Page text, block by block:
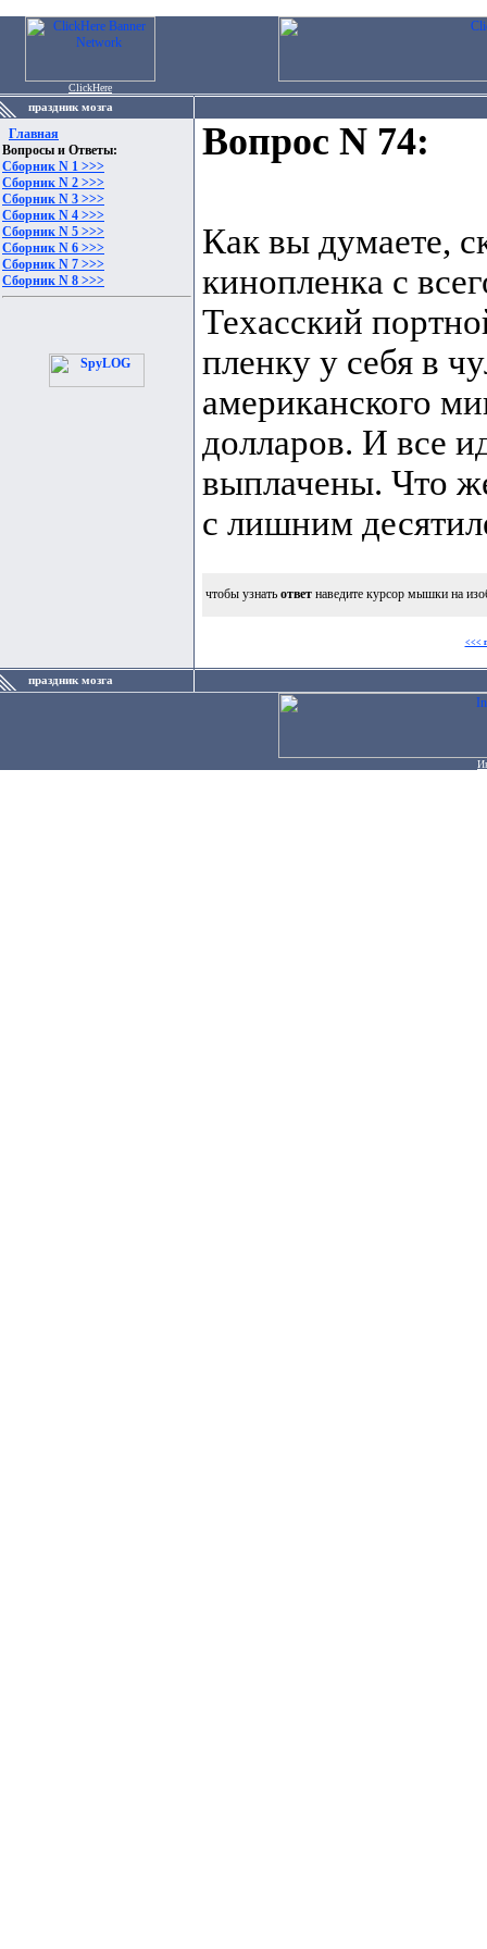
ClickHere
праздник мозга
Главная
Вопросы и Ответы:
Сборник N 1 >>>
Сборник N 2 >>>
Сборник N 3 >>>
Сборник N 4 >>>
Сборник N 5 >>>
Сборник N 6 >>>
Сборник N 7 >>>
Сборник N 8 >>>
Вопрос N 74:
Как вы думаете,
кинопленка с
Техасский
пленку у себя в
американского
долларов. И все
выплачены. Что
с лишним
чтобы узнать ответ наведите курсор мышки на
<<<
праздник мозга